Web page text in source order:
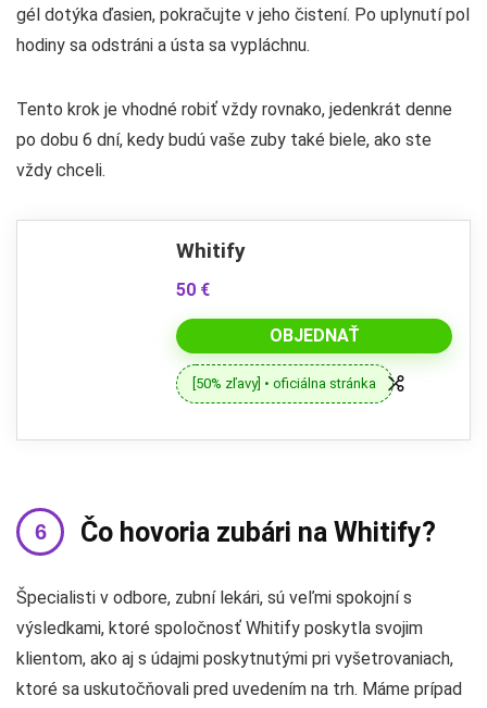
gél dotýka ďasien, pokračujte v jeho čistení. Po uplynutí pol
hodiny sa odstráni a ústa sa vypláchnu.
Tento krok je vhodné robiť vždy rovnako, jedenkrát denne
po dobu 6 dní, kedy budú vaše zuby také biele, ako ste
vždy chceli.
Whitify
50 €
OBJEDNAŤ
[50% zľavy] • oficiálna stránka
Čo hovoria zubári na Whitify?
Špecialisti v odbore, zubní lekári, sú veľmi spokojní s
výsledkami, ktoré spoločnosť Whitify poskytla svojim
klientom, ako aj s údajmi poskytnutými pri vyšetrovaniach,
ktoré sa uskutočňovali pred uvedením na trh. Máme prípad